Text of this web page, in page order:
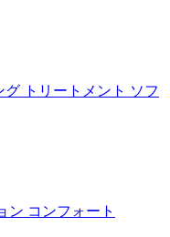
トリートメント ソフ
ン コンフォート